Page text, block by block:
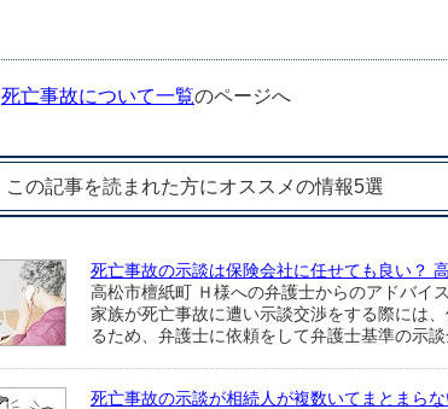
死亡事故について一覧のページへ
この記事を読まれた方にオススメの情報5選
死亡事故の示談は保険会社に任せても良い？
高松市檀紙町 Ｈ様への弁護士からのアドバイス
家族が死亡事故に遭い示談交渉をする際には
るため、弁護士に依頼をして弁護士基準の示談
死亡事故の示談が相続人が複数いてまとまら